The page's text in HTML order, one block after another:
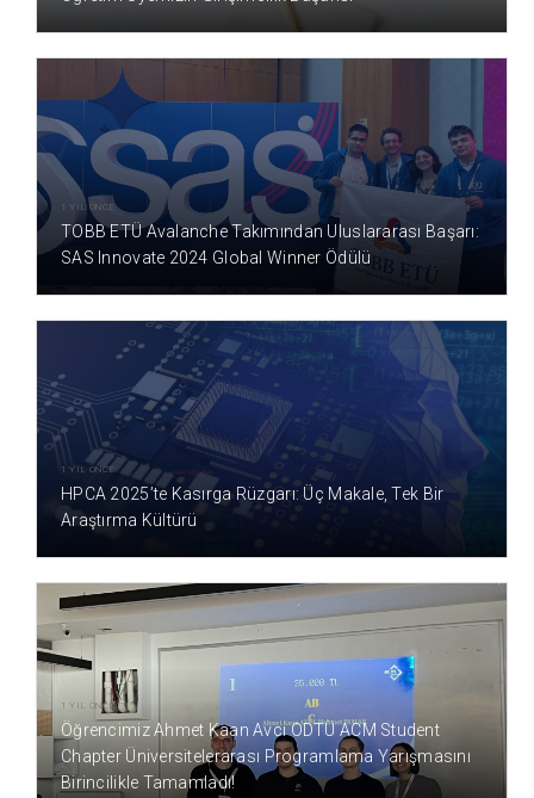
1 YIL ÖNCE
TOBB ETÜ Avalanche Takımından Uluslararası Başarı:
SAS Innovate 2024 Global Winner Ödülü
1 YIL ÖNCE
HPCA 2025’te Kasırga Rüzgarı: Üç Makale, Tek Bir
Araştırma Kültürü
1 YIL ÖNCE
Öğrencimiz Ahmet Kaan Avcı ODTÜ ACM Student
Chapter Üniversitelerarası Programlama Yarışmasını
Birincilikle Tamamladı!